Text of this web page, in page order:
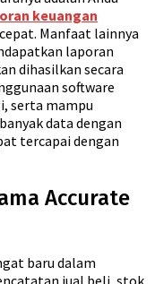
keuangan
Manfaat lainnya
laporan
dihasilkan secara
software
serta mampu
data dengan
tercapai dengan
Accurate
baru dalam